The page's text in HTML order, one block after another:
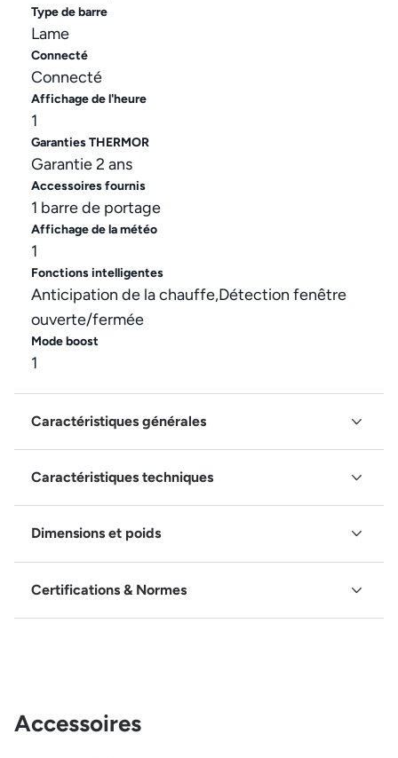
Type de barre
Lame
Connecté
Connecté
Affichage de l'heure
1
Garanties THERMOR
Garantie 2 ans
Accessoires fournis
1 barre de portage
Affichage de la météo
1
Fonctions intelligentes
Anticipation de la chauffe,Détection fenêtre
ouverte/fermée
Mode boost
1
Caractéristiques générales
Caractéristiques techniques
Dimensions et poids
Certifications & Normes
Accessoires